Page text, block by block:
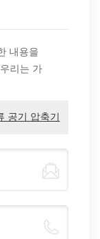
내용을
리는 가
공기 압축기